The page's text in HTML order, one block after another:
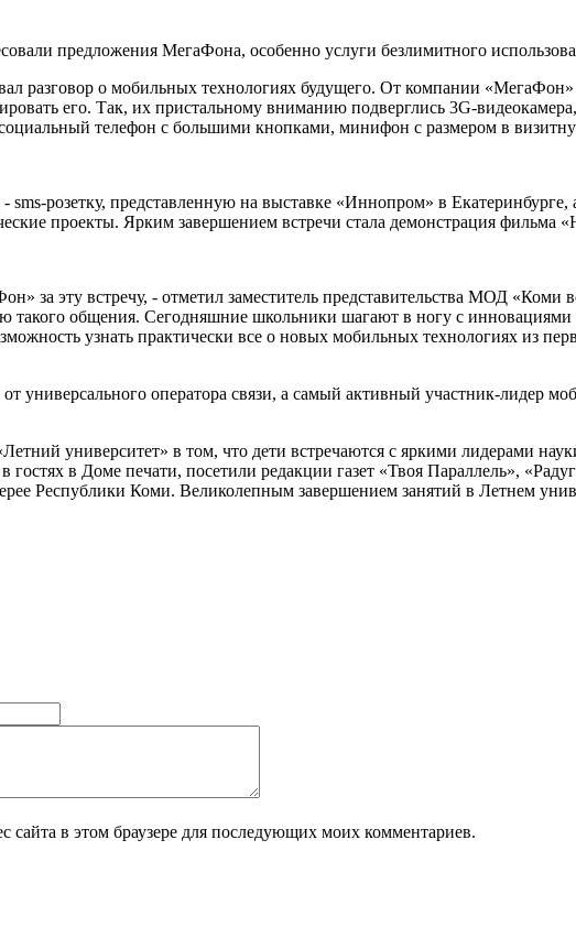
предложения МегаФона, особенно услуги безлимитного
разговор о мобильных технологиях будущего. От компании
его. Так, их пристальному вниманию подверглись 3G-
телефон с большими кнопками, минифон с размером в
sms-розетку, представленную на выставке «Иннопром» в
проекты. Ярким завершением встречи стала демонстрация фильма
за эту встречу, - отметил заместитель представительства МОД
общения. Сегодняшние школьники шагают в ногу с инновациями
узнать практически все о новых мобильных технологиях из
универсального оператора связи, а самый активный участник-лидер
университет» в том, что дети встречаются с яркими лидерами
в Доме печати, посетили редакции газет «Твоя Параллель»,
Республики Коми. Великолепным завершением занятий в Летнем
сайта в этом браузере для последующих моих комментариев.